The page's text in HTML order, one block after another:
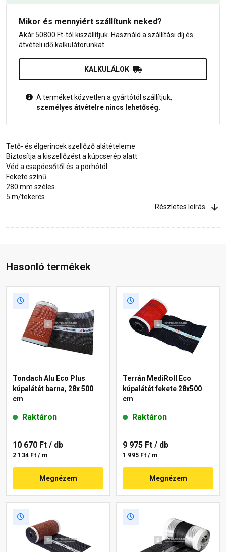
Mikor és mennyiért szállítunk neked?
Akár 50800 Ft-tól kiszállítjuk. Használd a szállítási díj és
átvételi idő kalkulátorunkat.
KALKULÁLOK
A terméket közvetlen a gyártótól szállítjuk,
személyes átvételre nincs lehetőség.
Tető- és élgerincek szellőző alátételeme
Biztosítja a kiszellőzést a kúpcserép alatt
Véd a csapóesőtől és a porhótól
Fekete színű
280 mm széles
5 m/tekercs
Részletes leírás
Hasonló termékek
Tondach Alu Eco Plus
kúpalátét barna, 28x 500
cm
Raktáron
10 670 Ft / db
2 134 Ft / m
Megnézem
Terrán MediRoll Eco
kúpalátét fekete 28x500
cm
Raktáron
9 975 Ft / db
1 995 Ft / m
Megnézem